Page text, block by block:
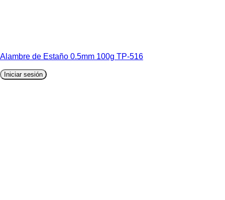
Alambre de Estaño 0.5mm 100g TP-516
Iniciar sesión